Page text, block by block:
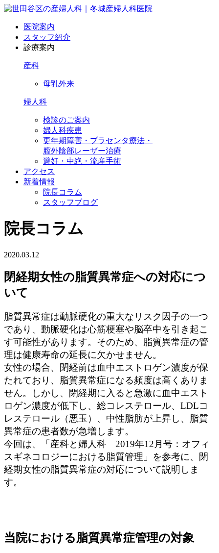
医院案内
スタッフ紹介
診療案内
産科
母乳外来
婦人科
検診のご案内
婦人科疾患
更年期障害・プラセンタ療法・
膣外陰部レーザー治療
避妊・中絶・流産手術
アクセス
新着情報
院長コラム
スタッフブログ
院長コラム
2020.03.12
閉経期女性の脂質異常症への対応につ
いて
脂質異常症は動脈硬化の重大なリスク因子の一つ
であり、動脈硬化は心筋梗塞や脳卒中を引き起こ
す可能性があります。そのため、脂質異常症の管
理は健康寿命の延長に欠かせません。
女性の場合、閉経前は血中エストロゲン濃度が保
たれており、脂質異常症になる頻度は高くありま
せん。しかし、閉経期に入ると急激に血中エスト
ロゲン濃度が低下し、総コレステロール、LDLコ
レステロール（悪玉）、中性脂肪が上昇し、脂質
異常症の患者数が急増します。
今回は、「産科と婦人科 2019年12月号：オフィ
スギネコロジーにおける脂質管理」を参考に、閉
経期女性の脂質異常症の対応について説明しま
す。
当院における脂質異常症管理の対象